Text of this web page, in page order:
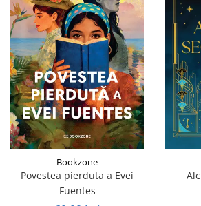
Bookzone
Povestea pierduta a Evei
Fuentes